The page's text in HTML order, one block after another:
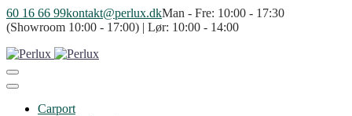
60 16 66 99kontakt@perlux.dkMan - Fre: 10:00 - 17:30
(Showroom 10:00 - 17:00) | Lør: 10:00 - 14:00
Carport